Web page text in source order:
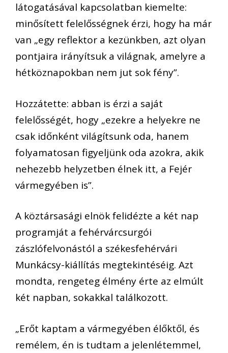
látogatásával kapcsolatban kiemelte:
minősített felelősségnek érzi, hogy ha már
van „egy reflektor a kezünkben, azt olyan
pontjaira irányítsuk a világnak, amelyre a
hétköznapokban nem jut sok fény”.
Hozzátette: abban is érzi a saját
felelősségét, hogy „ezekre a helyekre ne
csak időnként világítsunk oda, hanem
folyamatosan figyeljünk oda azokra, akik
nehezebb helyzetben élnek itt, a Fejér
vármegyében is”.
A köztársasági elnök felidézte a két nap
programját a fehérvárcsurgói
zászlófelvonástól a székesfehérvári
Munkácsy-kiállítás megtekintéséig. Azt
mondta, rengeteg élmény érte az elmúlt
két napban, sokakkal találkozott.
„Erőt kaptam a vármegyében élőktől, és
remélem, én is tudtam a jelenlétemmel,